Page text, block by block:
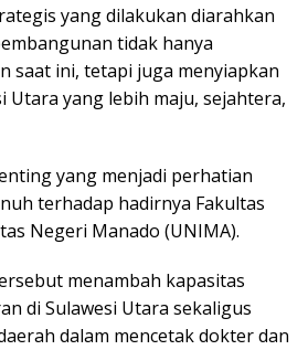
yang dilakukan diarahkan
tidak hanya
saat ini, tetapi juga menyiapkan
Utara yang lebih maju, sejahtera,
yang menjadi perhatian
terhadap hadirnya Fakultas
Negeri Manado (UNIMA).
menambah kapasitas
di Sulawesi Utara sekaligus
dalam mencetak dokter dan